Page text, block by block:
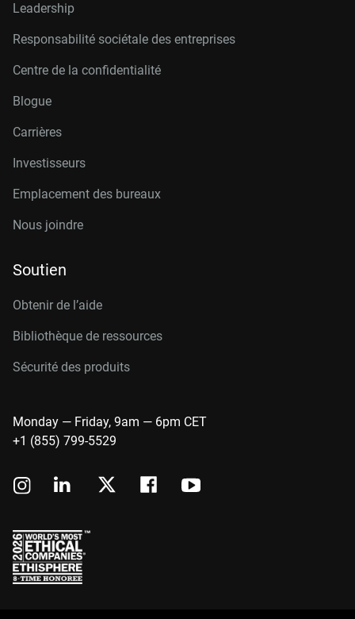
Leadership
Responsabilité sociétale des entreprises
Centre de la confidentialité
Blogue
Carrières
Investisseurs
Emplacement des bureaux
Nous joindre
Soutien
Obtenir de l’aide
Bibliothèque de ressources
Sécurité des produits
Monday — Friday, 9am — 6pm CET
+1 (855) 799-5529